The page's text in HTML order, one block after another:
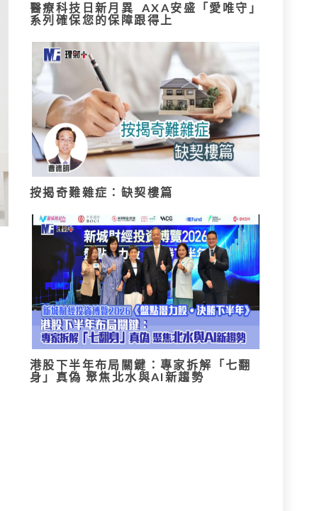
醫療科技日新月異 AXA安盛「愛唯守」
系列確保您的保障跟得上
按揭奇難雜症：缺契樓篇
港股下半年布局關鍵：專家拆解「七翻
身」真偽 聚焦北水與AI新趨勢